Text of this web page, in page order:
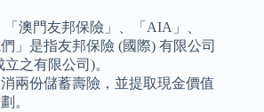
「澳門友邦保險」、「AIA」、
」是指友邦保險 (國際) 有限公司
之有限公司)。
兩份儲蓄壽險，並提取現金價值
。